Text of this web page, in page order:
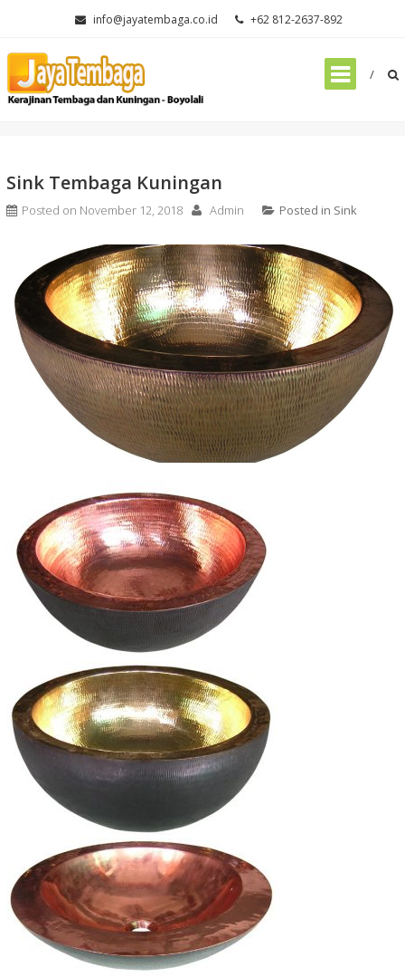
content
info@jayatembaga.co.id +62 812-2637-892
Home Sink Sink Tembaga Kuningan
Sink Tembaga Kuningan
Posted on November 12, 2018 Admin Posted in Sink